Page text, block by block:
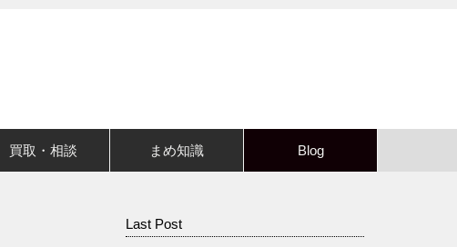
買取・相談 まめ知識 Blog
Last Post